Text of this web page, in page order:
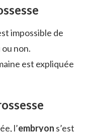
impossible de
non.
est expliquée
l’embryon s’est